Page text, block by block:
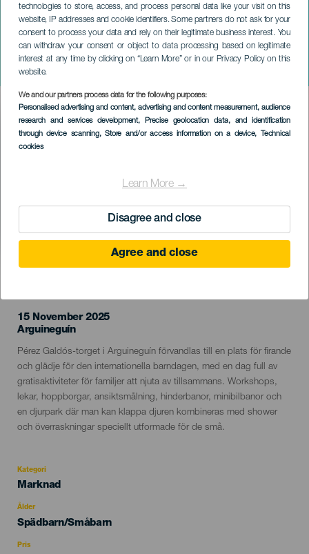
technologies to store, access, and process personal data like your visit on this
website, IP addresses and cookie identifiers. Some partners do not ask for your
consent to process your data and rely on their legitimate business interest. You
can withdraw your consent or object to data processing based on legitimate
interest at any time by clicking on “Learn More” or in our Privacy Policy on this
website.
We and our partners process data for the following purposes:
Personalised advertising and content, advertising and content measurement, audience
research and services development, Precise geolocation data, and identification
through device scanning, Store and/or access information on a device, Technical
cookies
Learn More →
Disagree and close
Agree and close
Barnens dag
GRAN CANARIA
Imagen
Listado
15 November 2025
Localidad
Arguineguín
Descripción
del
evento
Pérez Galdós-torget i Arguineguín förvandlas till en plats för firande
och glädje för den internationella barndagen, med en dag full av
gratisaktiviteter för familjer att njuta av tillsammans. Workshops,
lekar, hoppborgar, ansiktsmålning, hinderbanor, minibilbanor och
en djurpark där man kan klappa djuren kombineras med shower
och överraskningar speciellt utformade för de små.
Kategori
Categoría
evento
Marknad
Ålder
Edad
Spädbarn/Småbarn
Pris